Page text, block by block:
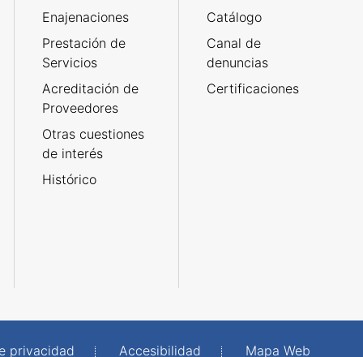
Enajenaciones
Prestación de
Servicios
Acreditación de
Proveedores
Otras cuestiones
de interés
Histórico
Catálogo
Canal de
denuncias
Certificaciones
privacidad Accesibilidad Mapa Web